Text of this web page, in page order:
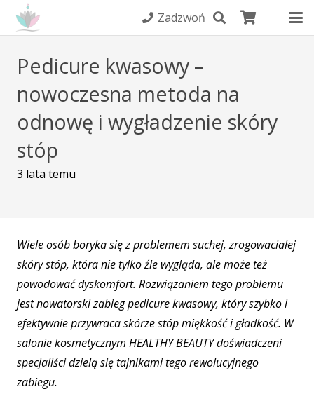
Zadzwoń
Pedicure kwasowy –
nowoczesna metoda na
odnowę i wygładzenie skóry
stóp
3 lata temu
Wiele osób boryka się z problemem suchej, zrogowaciałej
skóry stóp, która nie tylko źle wygląda, ale może też
powodować dyskomfort. Rozwiązaniem tego problemu
jest nowatorski zabieg pedicure kwasowy, który szybko i
efektywnie przywraca skórze stóp miękkość i gładkość. W
salonie kosmetycznym HEALTHY BEAUTY doświadczeni
specjaliści dzielą się tajnikami tego rewolucyjnego
zabiegu.